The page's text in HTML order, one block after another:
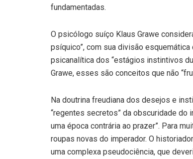
fundamentadas.
O psicólogo suíço Klaus Grawe
psíquico”, com sua divisão
psicanalítica dos “estágios instintivos
Grawe, esses são conceitos que não
Na doutrina freudiana dos desejos e
“regentes secretos” da obscuridade do
uma época contrária ao prazer”. Para
roupas novas do imperador. O
uma complexa pseudociência, que